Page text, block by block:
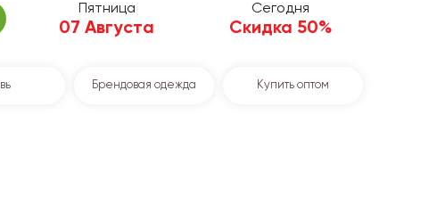
Пятница
07 Августа
Сегодня
Скидка 50%
Брендовая одежда Купить оптом